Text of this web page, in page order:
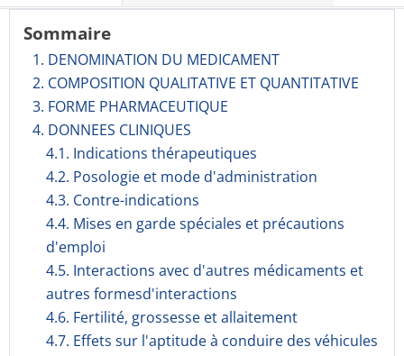
Sommaire
1. DENOMINATION DU MEDICAMENT
2. COMPOSITION QUALITATIVE ET QUANTITATIVE
3. FORME PHARMACEUTIQUE
4. DONNEES CLINIQUES
4.1. Indications thérapeutiques
4.2. Posologie et mode d'administration
4.3. Contre-indications
4.4. Mises en garde spéciales et précautions
d'emploi
4.5. Interactions avec d'autres médicaments et
autres formesd'interactions
4.6. Fertilité, grossesse et allaitement
4.7. Effets sur l'aptitude à conduire des véhicules